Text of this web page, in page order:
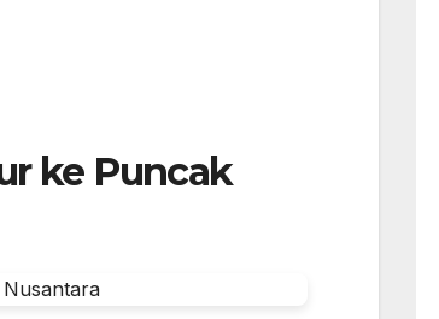
ke Puncak